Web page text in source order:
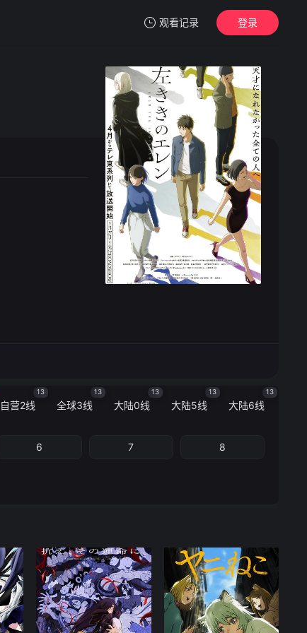
观看记录
暂无观看影片的记录
登录
自营2线
13
全球3线
13
大陆0线
13
大陆5线
13
大陆6线
13
6 7 8